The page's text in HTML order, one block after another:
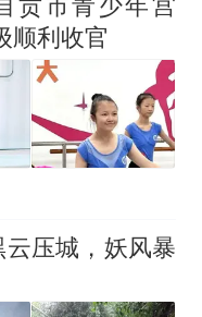
贡市青少年宫
顺利收官
压城，妖风暴